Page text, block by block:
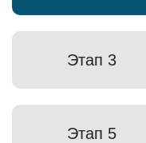
Этап 3
Этап 5